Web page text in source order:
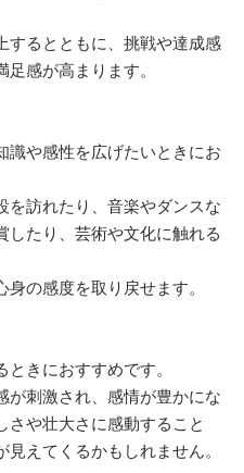
するとともに、挑戦や達成感
感が高まります。
識や感性を広げたいときにお
を訪れたり、音楽やダンスな
したり、芸術や文化に触れる
の感度を取り戻せます。
きにおすすめです。
が刺激され、感情が豊かにな
さや壮大さに感動すること
えてくるかもしれません。